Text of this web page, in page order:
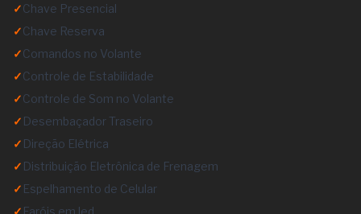
✓Chave Presencial
✓Chave Reserva
✓Comandos no Volante
✓Controle de Estabilidade
✓Controle de Som no Volante
✓ Desembaçador Traseiro
✓ Direção Elétrica
✓ Distribuição Eletrônica de Frenagem
✓ Espelhamento de Celular
✓ Faróis em led